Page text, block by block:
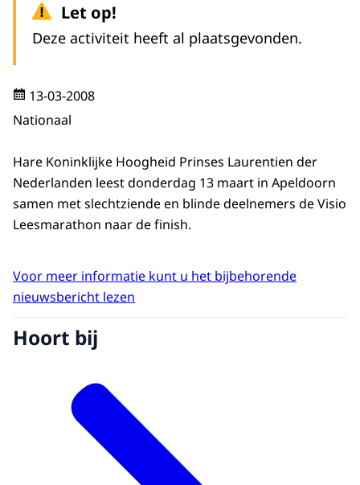
Let op!
Deze activiteit heeft al plaatsgevonden.
13-03-2008
Nationaal
Hare Koninklijke Hoogheid Prinses Laurentien der
Nederlanden leest donderdag 13 maart in Apeldoorn
samen met slechtziende en blinde deelnemers de Visio
Leesmarathon naar de finish.
Voor meer informatie kunt u het bijbehorende
nieuwsbericht lezen
Hoort bij